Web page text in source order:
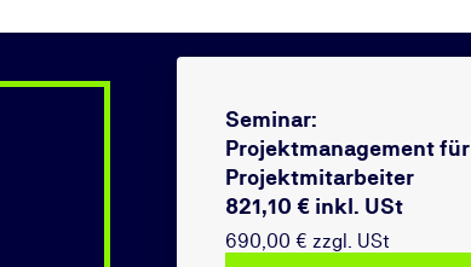
Seminar:
Projektmanagement für
Projektmitarbeiter
821,10 € inkl. USt
690,00 € zzgl. USt